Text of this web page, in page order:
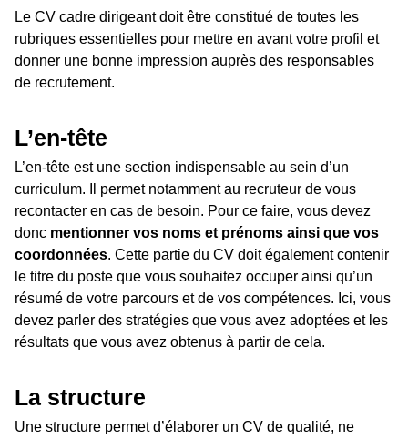
Le CV cadre dirigeant doit être constitué de toutes les
rubriques essentielles pour mettre en avant votre profil et
donner une bonne impression auprès des responsables
de recrutement.
L’en-tête
L’en-tête est une section indispensable au sein d’un
curriculum. Il permet notamment au recruteur de vous
recontacter en cas de besoin. Pour ce faire, vous devez
donc mentionner vos noms et prénoms ainsi que vos
coordonnées. Cette partie du CV doit également contenir
le titre du poste que vous souhaitez occuper ainsi qu’un
résumé de votre parcours et de vos compétences. Ici, vous
devez parler des stratégies que vous avez adoptées et les
résultats que vous avez obtenus à partir de cela.
La structure
Une structure permet d’élaborer un CV de qualité, ne